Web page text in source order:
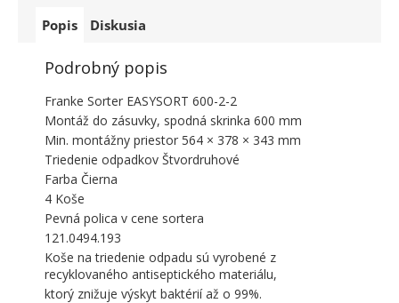
Popis Diskusia
Podrobný popis
Franke Sorter EASYSORT 600-2-2
Montáž do zásuvky, spodná skrinka 600 mm
Min. montážny priestor 564 × 378 × 343 mm
Triedenie odpadkov Štvordruhové
Farba Čierna
4 Koše
Pevná polica v cene sortera
121.0494.193
Koše na triedenie odpadu sú vyrobené z
recyklovaného antiseptického materiálu,
ktorý znižuje výskyt baktérií až o 99%.